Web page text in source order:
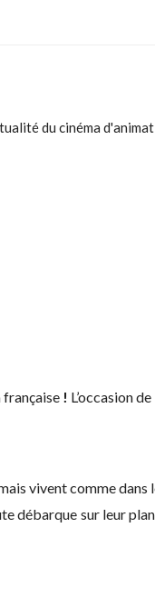
du cinéma
française ! L’occasion
vivent comme dans
débarque sur leur